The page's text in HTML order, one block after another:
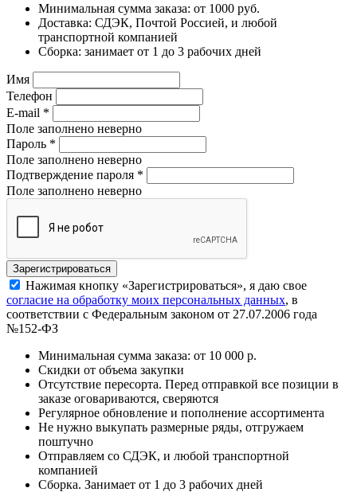
Минимальная сумма заказа: от 1000 руб.
Доставка: СДЭК, Почтой Россией, и любой
транспортной компанией
Сборка: занимает от 1 до 3 рабочих дней
Имя
Телефон
E-mail *
Поле заполнено неверно
Пароль *
Поле заполнено неверно
Подтверждение пароля *
Поле заполнено неверно
Нажимая кнопку «Зарегистрироваться», я даю свое
согласие на обработку моих персональных данных, в
соответствии с Федеральным законом от 27.07.2006 года
№152-ФЗ
Минимальная сумма заказа: от 10 000 р.
Скидки от объема закупки
Отсутствие пересорта. Перед отправкой все позиции в
заказе оговариваются, сверяются
Регулярное обновление и пополнение ассортимента
Не нужно выкупать размерные ряды, отгружаем
поштучно
Отправляем со СДЭК, и любой транспортной
компанией
Сборка. Занимает от 1 до 3 рабочих дней